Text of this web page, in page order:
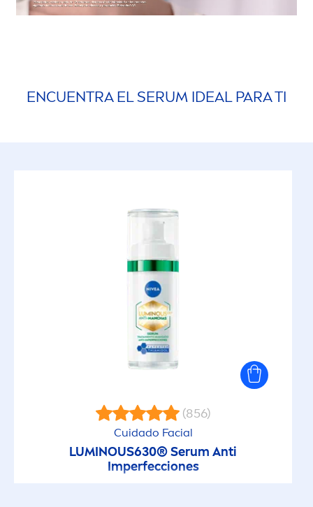
ENCUENTRA EL SERUM IDEAL PARA TI
(856)
Cuidado Facial
LUMINOUS630® Serum Anti
Imperfecciones